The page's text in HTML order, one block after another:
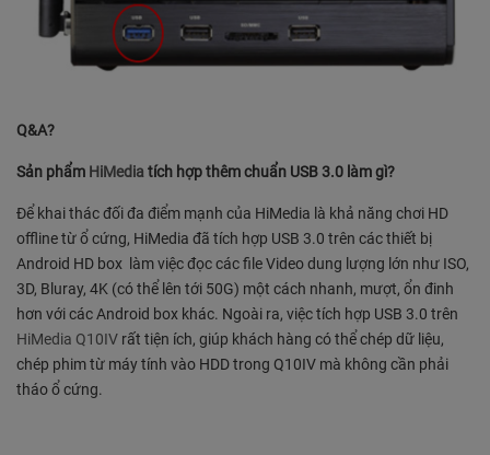
Q&A?
Sản phẩm HiMedia tích hợp thêm chuẩn USB 3.0 làm gì?
Để khai thác đối đa điểm mạnh của HiMedia là khả năng chơi HD
offline từ ổ cứng, HiMedia đã tích hợp USB 3.0 trên các thiết bị
Android HD box làm việc đọc các file Video dung lượng lớn như ISO,
3D, Bluray, 4K (có thể lên tới 50G) một cách nhanh, mượt, ổn đinh
hơn với các Android box khác. Ngoài ra, việc tích hợp USB 3.0 trên
HiMedia Q10IV rất tiện ích, giúp khách hàng có thể chép dữ liệu,
chép phim từ máy tính vào HDD trong Q10IV mà không cần phải
tháo ổ cứng.